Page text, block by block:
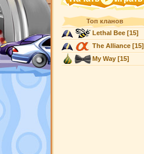
Топ кланов
Lethal Bee[15]
The Alliance[15]
My Way[15]